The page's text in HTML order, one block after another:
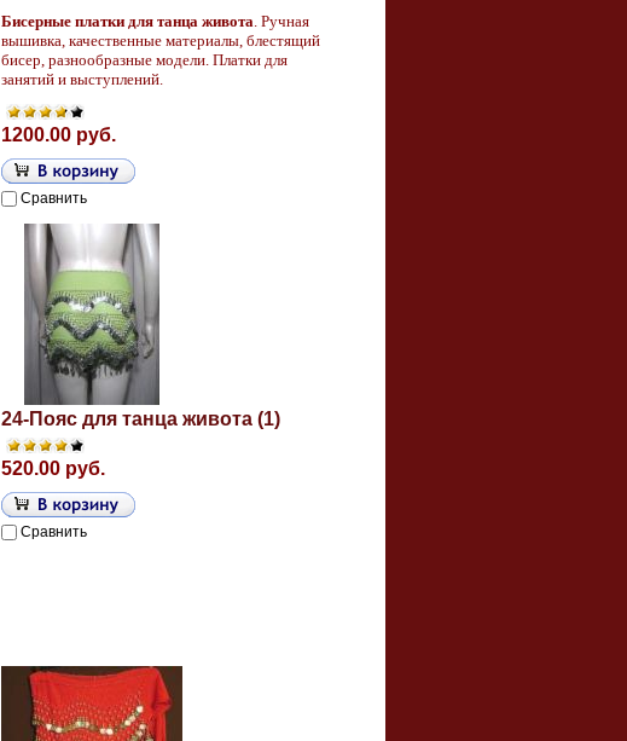
Бисерные платки для танца живота. Ручная
вышивка, качественные материалы, блестящий
бисер, разнообразные модели. Платки для
занятий и выступлений.
1200.00 руб.
Сравнить
24-Пояс для танца живота (1)
520.00 руб.
Сравнить